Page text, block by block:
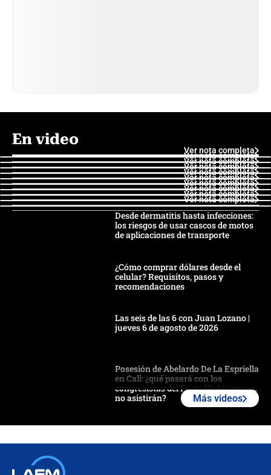
En video
Ver nota completa
Ver nota completa
Ver nota completa
Ver nota completa
Ver nota completa
Ver nota completa
Ver nota completa
Ver nota completa
Ver nota completa
Ver nota completa
Desde dermatitis hasta infecciones:
los riesgos de usar cascos de motos
de aplicaciones de transporte
¿Cómo comprar dólares desde el
celular? Requisitos, pasos y
recomendaciones
Las seis de las 6 con Juan Lozano |
jueves 6 de agosto de 2026
Posesión de Abelardo De La Espriella
en Cali: ¿qué pasará con los
congresistas del Pacto Histórico que
no asistirán?
Más videos